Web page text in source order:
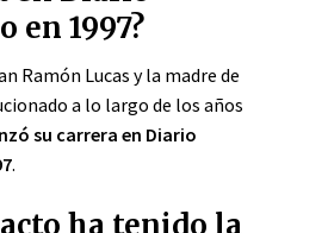
en 1997?
Ramón Lucas y la madre de
a lo largo de los años
su carrera en Diario
.
ha tenido la